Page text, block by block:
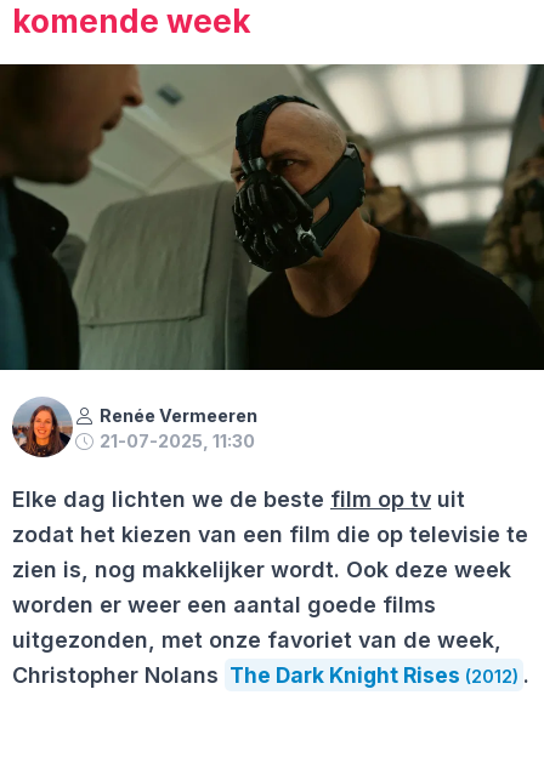
komende week
Renée Vermeeren
21-07-2025, 11:30
Elke dag lichten we de beste film op tv uit
zodat het kiezen van een film die op televisie te
zien is, nog makkelijker wordt. Ook deze week
worden er weer een aantal goede films
uitgezonden, met onze favoriet van de week,
Christopher Nolans The Dark Knight Rises (2012) .